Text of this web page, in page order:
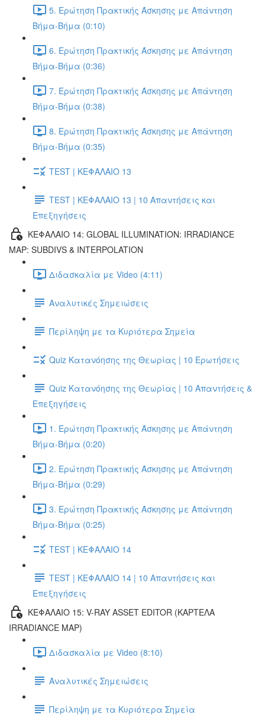
5. Ερώτηση Πρακτικής Άσκησης με Απάντηση
Βήμα-Βήμα (0:10)
6. Ερώτηση Πρακτικής Άσκησης με Απάντηση
Βήμα-Βήμα (0:36)
7. Ερώτηση Πρακτικής Άσκησης με Απάντηση
Βήμα-Βήμα (0:38)
8. Ερώτηση Πρακτικής Άσκησης με Απάντηση
Βήμα-Βήμα (0:35)
TEST | ΚΕΦΑΛΑΙΟ 13
TEST | ΚΕΦΑΛΑΙΟ 13 | 10 Απαντήσεις και
Επεξηγήσεις
ΚΕΦΑΛΑΙΟ 14: GLOBAL ILLUMINATION: IRRADIANCE
MAP: SUBDIVS & INTERPOLATION
Διδασκαλία με Video (4:11)
Αναλυτικές Σημειώσεις
Περίληψη με τα Κυριότερα Σημεία
Quiz Κατανόησης της Θεωρίας | 10 Ερωτήσεις
Quiz Κατανόησης της Θεωρίας | 10 Απαντήσεις &
Επεξηγήσεις
1. Ερώτηση Πρακτικής Άσκησης με Απάντηση
Βήμα-Βήμα (0:20)
2. Ερώτηση Πρακτικής Άσκησης με Απάντηση
Βήμα-Βήμα (0:29)
3. Ερώτηση Πρακτικής Άσκησης με Απάντηση
Βήμα-Βήμα (0:25)
TEST | ΚΕΦΑΛΑΙΟ 14
TEST | ΚΕΦΑΛΑΙΟ 14 | 10 Απαντήσεις και
Επεξηγήσεις
ΚΕΦΑΛΑΙΟ 15: V-RAY ASSET EDITOR (ΚΑΡΤΕΛΑ
IRRADIANCE MAP)
Διδασκαλία με Video (8:10)
Αναλυτικές Σημειώσεις
Περίληψη με τα Κυριότερα Σημεία